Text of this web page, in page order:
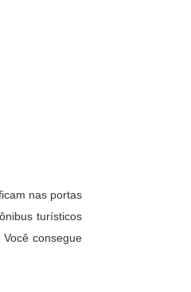
nas portas
turísticos
consegue